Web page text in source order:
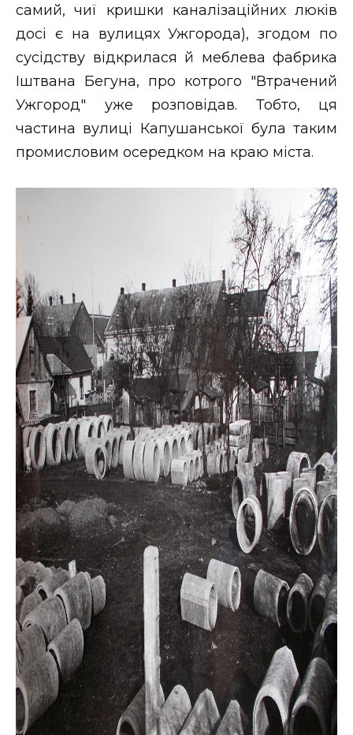
самий, чиї кришки каналізаційних люків
досі є на вулицях Ужгорода), згодом по
сусідству відкрилася й меблева фабрика
Іштвана Бегуна, про котрого "Втрачений
Ужгород" уже розповідав. Тобто, ця
частина вулиці Капушанської була таким
промисловим осередком на краю міста.